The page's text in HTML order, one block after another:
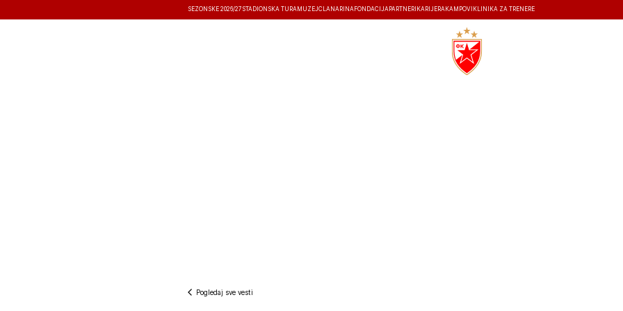
SEZONSKE 2026/27 STADIONSKA TURA MUZEJČLANARINA FONDACIJA PARTNERI KARIJERA KAMPOVI KLINIKA ZA TRENERE
Pogledaj sve vesti